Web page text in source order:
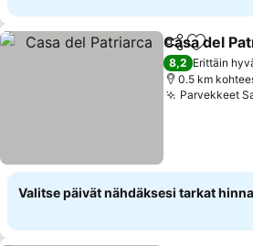
Jaa Lisää
Casa del
8,2 Erittäin
0.5 km
Parvekkeet
Valitse päivät nähdäksesi tarkat